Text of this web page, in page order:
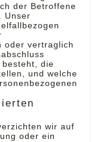
der Betroffene
Unser
oder vertraglich
die
und welche
wir auf
oder ein